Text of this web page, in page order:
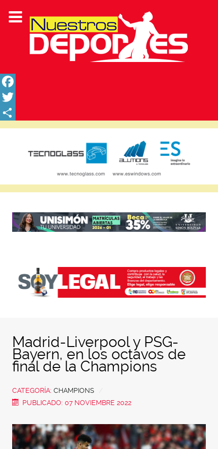
Facebook
Twitter
Share
Madrid-Liverpool y PSG-
Bayern, en los octavos de
final de la Champions
CATEGORÍA: CHAMPIONS
PUBLICADO: 07 NOVIEMBRE 2022